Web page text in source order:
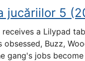
jucăriilor 5
receives a Lilypad
obsessed, Buzz,
gang's jobs